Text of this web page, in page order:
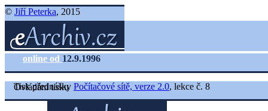
© Jiří Peterka, 2015
online od 12.9.1996
Ovládání tisku
Tisk přednášky Počítačové sítě, verze 2.0, lekce č. 8